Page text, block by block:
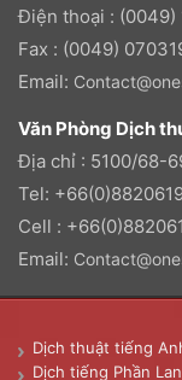
Điện thoại : (0049)
Fax : (0049)
Email:
Văn Phòng Dịch
Địa chỉ : 5100/68-
Tel:
Cell :
Email:
Dịch thuật tiếng
Dịch tiếng Phần Lan